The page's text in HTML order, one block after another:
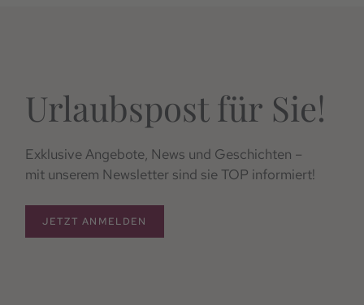
Urlaubspost für Sie!
Exklusive Angebote, News und Geschichten –
mit unserem Newsletter sind sie TOP informiert!
JETZT ANMELDEN